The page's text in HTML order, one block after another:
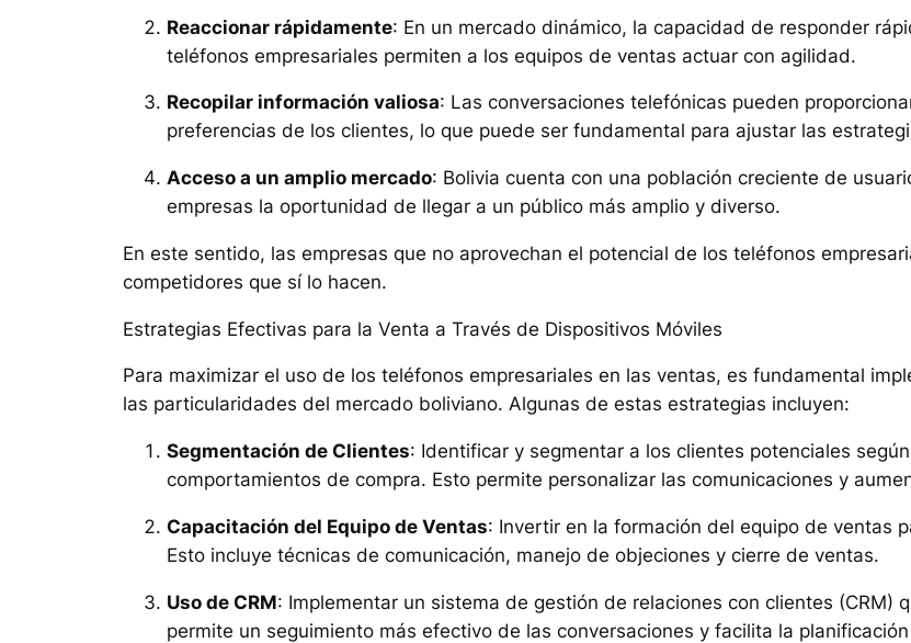
Reaccionar rápidamente: En un mercado dinámico, la capacidad de responder
teléfonos empresariales permiten a los equipos de ventas actuar con agilidad.
Recopilar información valiosa: Las conversaciones telefónicas pueden
preferencias de los clientes, lo que puede ser fundamental para ajustar las
Acceso a un amplio mercado: Bolivia cuenta con una población creciente de
empresas la oportunidad de llegar a un público más amplio y diverso.
En este sentido, las empresas que no aprovechan el potencial de los teléfonos
competidores que sí lo hacen.
Estrategias Efectivas para la Venta a Través de Dispositivos Móviles
Para maximizar el uso de los teléfonos empresariales en las ventas, es fundamental
las particularidades del mercado boliviano. Algunas de estas estrategias incluyen:
Segmentación de Clientes: Identificar y segmentar a los clientes potenciales
comportamientos de compra. Esto permite personalizar las comunicaciones y
Capacitación del Equipo de Ventas: Invertir en la formación del equipo de ventas
Esto incluye técnicas de comunicación, manejo de objeciones y cierre de ventas.
Uso de CRM: Implementar un sistema de gestión de relaciones con clientes (CRM)
permite un seguimiento más efectivo de las conversaciones y facilita la